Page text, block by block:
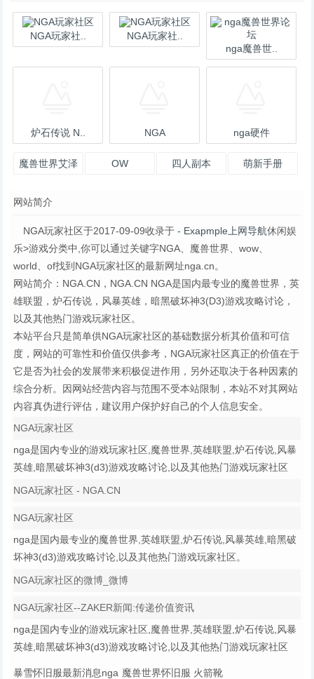
NGA玩家社..
NGA玩家社..
nga魔兽世..
炉石传说 N.. NGA nga硬件
魔兽世界艾泽
OW 四人副本 萌新手册
网站简介
NGA玩家社区于2017-09-09收录于 - Exapmple上网导航休闲娱
乐>游戏分类中,你可以通过关键字NGA、魔兽世界、wow、
world、of找到NGA玩家社区的最新网址nga.cn。
网站简介：NGA.CN，NGA.CN NGA是国内最专业的魔兽世界，英
雄联盟，炉石传说，风暴英雄，暗黑破坏神3(D3)游戏攻略讨论，
以及其他热门游戏玩家社区。
本站平台只是简单供NGA玩家社区的基础数据分析其价值和可信
度，网站的可靠性和价值仅供参考，NGA玩家社区真正的价值在于
它是否为社会的发展带来积极促进作用，另外还取决于各种因素的
综合分析。因网站经营内容与范围不受本站限制，本站不对其网站
内容真伪进行评估，建议用户保护好自己的个人信息安全。
NGA玩家社区
nga是国内专业的游戏玩家社区,魔兽世界,英雄联盟,炉石传说,风暴
英雄,暗黑破坏神3(d3)游戏攻略讨论,以及其他热门游戏玩家社区
NGA玩家社区 - NGA.CN
NGA玩家社区
nga是国内最专业的魔兽世界,英雄联盟,炉石传说,风暴英雄,暗黑破
坏神3(d3)游戏攻略讨论,以及其他热门游戏玩家社区。
NGA玩家社区的微博_微博
NGA玩家社区--ZAKER新闻:传递价值资讯
nga是国内专业的游戏玩家社区,魔兽世界,英雄联盟,炉石传说,风暴
英雄,暗黑破坏神3(d3)游戏攻略讨论,以及其他热门游戏玩家社区
暴雪怀旧服最新消息nga 魔兽世界怀旧服 火箭靴